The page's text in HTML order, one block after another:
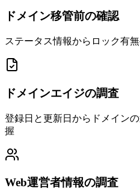
ドメイン移管前の確認
ステータス情報からロック有
ドメインエイジの調査
登録日と更新日からドメイン
握
Web運営者情報の調査